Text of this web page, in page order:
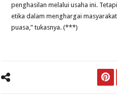
penghasilan melalui usaha ini.
etika dalam menghargai
puasa,” tukasnya. (***)